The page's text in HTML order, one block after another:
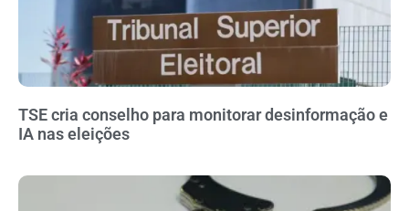
TSE cria conselho para monitorar desinformação e
IA nas eleições